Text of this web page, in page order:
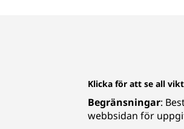
Klicka för att se all
Begränsningar:
webbsidan för